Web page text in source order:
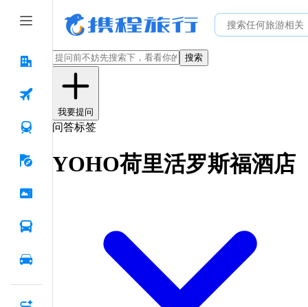
搜索
我要提问
问答标签
YOHO荷里活罗斯福酒店